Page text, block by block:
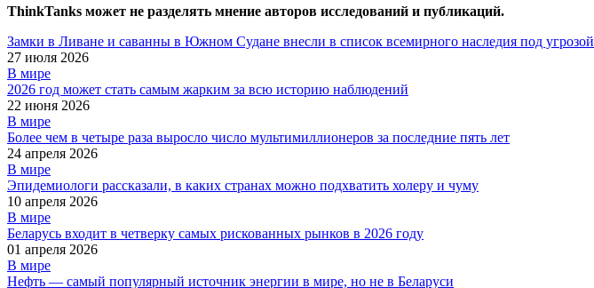
ThinkTanks может не разделять мнение авторов исследований и публикаций.
Замки в Ливане и саванны в Южном Судане внесли в список всемирного наследия под угрозой
27 июля 2026
В мире
2026 год может стать самым жарким за всю историю наблюдений
22 июня 2026
В мире
Более чем в четыре раза выросло число мультимиллионеров за последние пять лет
24 апреля 2026
В мире
Эпидемиологи рассказали, в каких странах можно подхватить холеру и чуму
10 апреля 2026
В мире
Беларусь входит в четверку самых рискованных рынков в 2026 году
01 апреля 2026
В мире
Нефть — самый популярный источник энергии в мире, но не в Беларуси